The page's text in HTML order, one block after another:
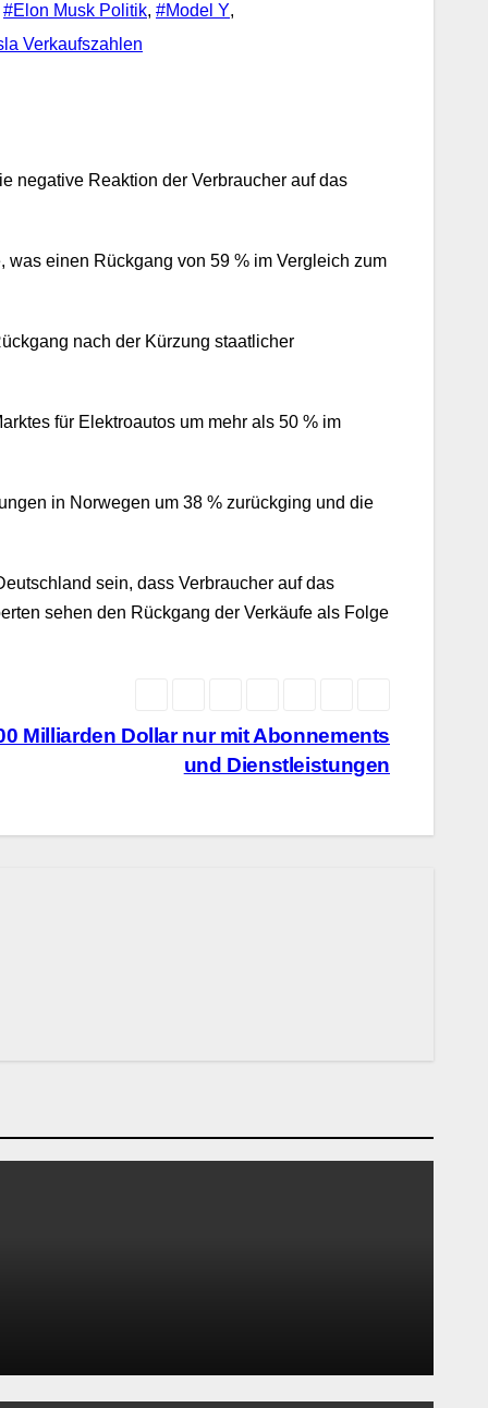
#Elon Musk Politik, #Model Y,
Verkaufszahlen
negative Reaktion der Verbraucher auf das
einen Rückgang von 59 % im Vergleich zum
nach der Kürzung staatlicher
für Elektroautos um mehr als 50 % im
in Norwegen um 38 % zurückging und die
sein, dass Verbraucher auf das
sehen den Rückgang der Verkäufe als Folge
Milliarden Dollar nur mit Abonnements
und Dienstleistungen